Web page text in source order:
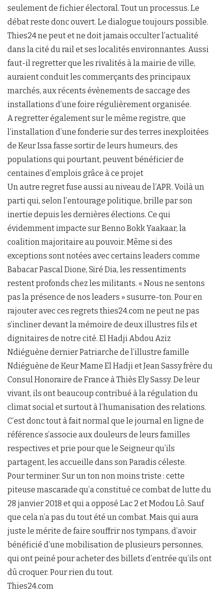
seulement de fichier électoral. Tout un processus. Le
débat reste donc ouvert. Le dialogue toujours possible.
Thies24 ne peut et ne doit jamais occulter l’actualité
dans la cité du rail et ses localités environnantes. Aussi
faut-il regretter que les rivalités à la mairie de ville,
auraient conduit les commerçants des principaux
marchés, aux récents évènements de saccage des
installations d’une foire régulièrement organisée.
A regretter également sur le même registre, que
l’installation d’une fonderie sur des terres inexploitées
de Keur Issa fasse sortir de leurs humeurs, des
populations qui pourtant, peuvent bénéficier de
centaines d’emplois grâce à ce projet
Un autre regret fuse aussi au niveau de l’APR. Voilà un
parti qui, selon l’entourage politique, brille par son
inertie depuis les dernières élections. Ce qui
évidemment impacte sur Benno Bokk Yaakaar, la
coalition majoritaire au pouvoir. Même si des
exceptions sont notées avec certains leaders comme
Babacar Pascal Dione, Siré Dia, les ressentiments
restent profonds chez les militants. « Nous ne sentons
pas la présence de nos leaders » susurre-ton. Pour en
rajouter avec ces regrets thies24.com ne peut ne pas
s’incliner devant la mémoire de deux illustres fils et
dignitaires de notre cité. El Hadji Abdou Aziz
Ndiéguène dernier Patriarche de l’illustre famille
Ndiéguène de Keur Mame El Hadji et Jean Sassy frère du
Consul Honoraire de France à Thiès Ely Sassy. De leur
vivant, ils ont beaucoup contribué à la régulation du
climat social et surtout à l’humanisation des relations.
C’est donc tout à fait normal que le journal en ligne de
référence s’associe aux douleurs de leurs familles
respectives et prie pour que le Seigneur qu’ils
partagent, les accueille dans son Paradis céleste.
Pour terminer. Sur un ton non moins triste : cette
piteuse mascarade qu’a constitué ce combat de lutte du
28 janvier 2018 et qui a opposé Lac 2 et Modou Lô. Sauf
que cela n’a pas du tout été un combat. Mais qui aura
juste le mérite de faire souffrir nos tympans, d’avoir
bénéficié d’une mobilisation de plusieurs personnes,
qui ont peiné pour acheter des billets d’entrée qu’ils ont
dû croquer. Pour rien du tout.
Thies24.com